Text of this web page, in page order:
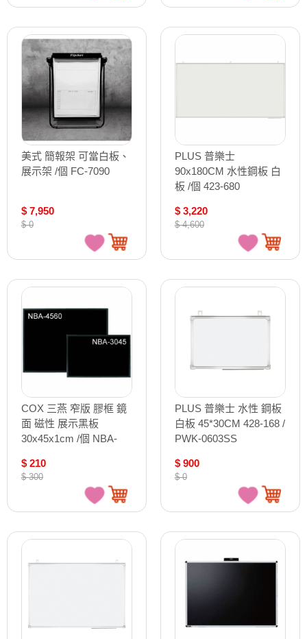
美式 簡報架 可當白板、
展示架 /個 FC-7090
$ 7,950
$ 0
PLUS 普樂士
90x180CM 水性鋼板 白
板 /個 423-680
$ 3,220
$ 4,600
COX 三燕 窄版 膠框 鏡
面 磁性 展示黑板
30x45x1cm /個 NBA-
$ 210
$ 300
PLUS 普樂士 水性 鋼板
白板 45*30CM 428-168 /
PWK-0603SS
$ 900
$ 0